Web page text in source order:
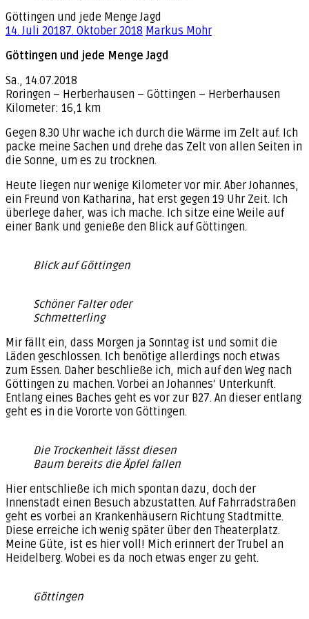
Göttingen und jede Menge Jagd
14. Juli 20187. Oktober 2018 Markus Mohr
Göttingen und jede Menge Jagd
Sa., 14.07.2018
Roringen – Herberhausen – Göttingen – Herberhausen
Kilometer: 16,1 km
Gegen 8.30 Uhr wache ich durch die Wärme im Zelt auf. Ich
packe meine Sachen und drehe das Zelt von allen Seiten in
die Sonne, um es zu trocknen.
Heute liegen nur wenige Kilometer vor mir. Aber Johannes,
ein Freund von Katharina, hat erst gegen 19 Uhr Zeit. Ich
überlege daher, was ich mache. Ich sitze eine Weile auf
einer Bank und genieße den Blick auf Göttingen.
Blick auf Göttingen
Schöner Falter oder
Schmetterling
Mir fällt ein, dass Morgen ja Sonntag ist und somit die
Läden geschlossen. Ich benötige allerdings noch etwas
zum Essen. Daher beschließe ich, mich auf den Weg nach
Göttingen zu machen. Vorbei an Johannes‘ Unterkunft.
Entlang eines Baches geht es vor zur B27. An dieser entlang
geht es in die Vororte von Göttingen.
Die Trockenheit lässt diesen
Baum bereits die Äpfel fallen
Hier entschließe ich mich spontan dazu, doch der
Innenstadt einen Besuch abzustatten. Auf Fahrradstraßen
geht es vorbei an Krankenhäusern Richtung Stadtmitte.
Diese erreiche ich wenig später über den Theaterplatz.
Meine Güte, ist es hier voll! Mich erinnert der Trubel an
Heidelberg. Wobei es da noch etwas enger zu geht.
Göttingen